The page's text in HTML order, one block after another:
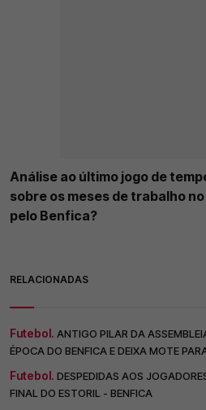
Análise ao último jogo de
sobre os meses de trabalho
pelo Benfica?
RELACIONADAS
Futebol. ANTIGO PILAR DA
ÉPOCA DO BENFICA E DEIXA MOTE
Futebol. DESPEDIDAS AOS
FINAL DO ESTORIL - BENFICA